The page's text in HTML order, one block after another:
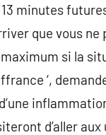
minutes
que vous
si la
‘,
d’aller aux